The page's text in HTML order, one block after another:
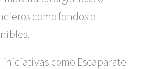
como fondos o
iniciativas como Escaparate